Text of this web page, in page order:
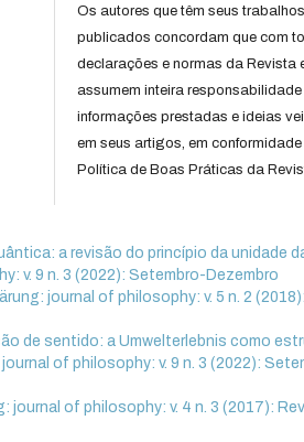
Os autores que têm seus trabalhos
publicados concordam que com
declarações e normas da Revista
assumem inteira responsabilidade
informações prestadas e ideias
em seus artigos, em
Política de Boas Práticas da
a revisão do princípio da unidade
v. 9 n. 3 (2022): Setembro-Dezembro
journal of philosophy: v. 5 n. 2 (2018):
de sentido: a Umwelterlebnis como
of philosophy: v. 9 n. 3 (2022):
journal of philosophy: v. 4 n. 3 (2017):